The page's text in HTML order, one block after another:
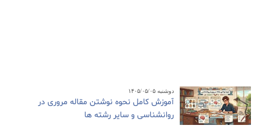
دوشنبه ۱۴۰۵/۰۵/۰۵
آموزش کامل نحوه نوشتن مقاله مروری در
روانشناسی و سایر رشته ها